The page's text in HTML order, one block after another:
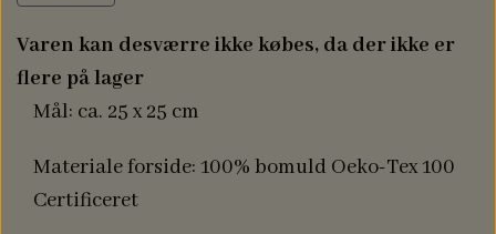
Varen kan desværre ikke købes, da der ikke er
flere på lager
Mål: ca. 25 x 25 cm
Materiale forside: 100% bomuld Oeko-Tex 100
Certificeret